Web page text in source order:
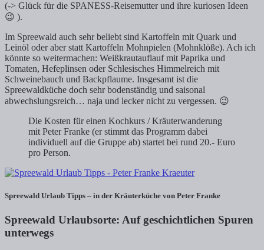
(-> Glück für die SPANESS-Reisemutter und ihre kuriosen Ideen
😉 ).
Im Spreewald auch sehr beliebt sind Kartoffeln mit Quark und
Leinöl oder aber statt Kartoffeln Mohnpielen (Mohnklöße). Ach ich
könnte so weitermachen: Weißkrautauflauf mit Paprika und
Tomaten, Hefeplinsen oder Schlesisches Himmelreich mit
Schweinebauch und Backpflaume. Insgesamt ist die
Spreewaldküche doch sehr bodenständig und saisonal
abwechslungsreich… naja und lecker nicht zu vergessen. 😉
Die Kosten für einen Kochkurs / Kräuterwanderung
mit Peter Franke (er stimmt das Programm dabei
individuell auf die Gruppe ab) startet bei rund 20.- Euro
pro Person.
Spreewald Urlaub Tipps – in der Kräuterküche von Peter Franke
Spreewald Urlaubsorte: Auf geschichtlichen Spuren
unterwegs